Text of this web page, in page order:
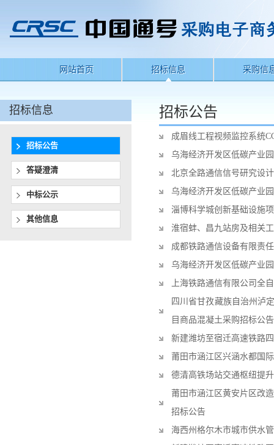
网站首页 招标信息 采购信
招标信息
招标公告
答疑澄清
中标公示
其他信息
招标公告
成眉线工程视频监控系统
乌海经济开发区低碳产业
北京全路通信信号研究设
乌海经济开发区低碳产业
淄博科学城创新基础设施
淮宿蚌、昌九站房及相关
成都铁路通信设备有限责
乌海经济开发区低碳产业
上海铁路通信有限公司全
四川省甘孜藏族自治州泸
目商品混凝土采购招标公告
新建潍坊至宿迁高速铁路
莆田市涵江区兴涵水都国
德清高铁场站交通枢纽提
莆田市涵江区黄安片区改
招标公告
海西州格尔木市城市供水